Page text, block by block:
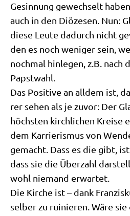
Gesin­nung gewech­selt
auch in den Diö­ze­sen. Nun:
die­se Leu­te dadurch nicht
den es noch weni­ger sein,
noch­mal hin­le­gen, z.B. nach
Papstwahl.
Das Posi­ti­ve an all­dem ist,
rer sehen als je zuvor: Der
höch­sten kirch­li­chen Krei­se
dem Kar­rie­ris­mus von
gemacht. Dass es die gibt,
dass sie die Über­zahl
wohl nie­mand erwartet.
Die Kir­che ist – dank
sel­ber zu rui­nie­ren. Wäre